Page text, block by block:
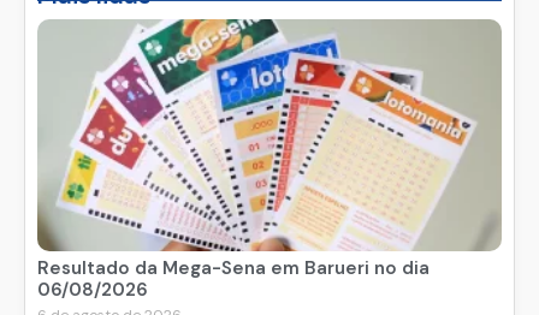
Resultado da Mega-Sena em Barueri no dia
06/08/2026